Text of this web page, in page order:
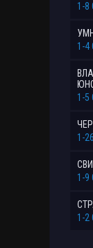
1-8
1-4
1-5
1-
1-9
1-2